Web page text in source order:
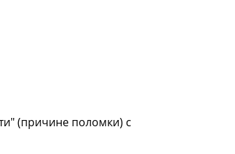
(причине поломки) с